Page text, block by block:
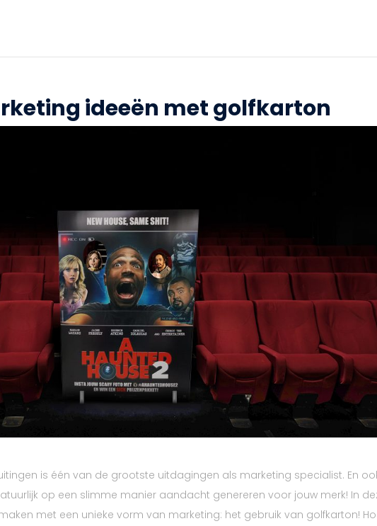
ideeën met golfkarton
is één van de grootste uitdagingen als marketing specialist. En
op een slimme manier aandacht genereren voor jouw merk! In
met een unieke vorm van marketing: het gebruik van golfkarton!